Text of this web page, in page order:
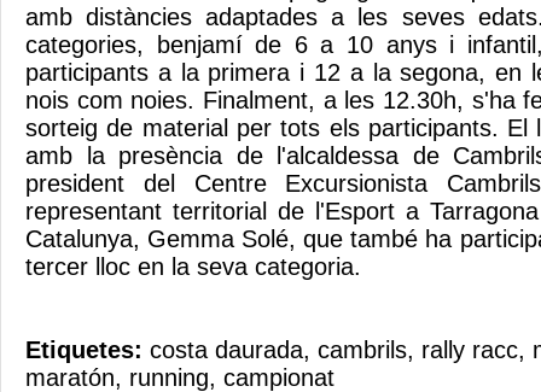
amb distàncies adaptades a les seves
categories, benjamí de 6 a 10 anys i
participants a la primera i 12 a la segona, en
nois com noies. Finalment, a les 12.30h, s'ha
sorteig de material per tots els participants. El
amb la presència de l'alcaldessa de
president del Centre Excursionista
representant territorial de l'Esport a
Catalunya, Gemma Solé, que també ha
tercer lloc en la seva categoria.
Etiquetes: costa daurada, cambrils, rally racc,
maratón, running, campionat